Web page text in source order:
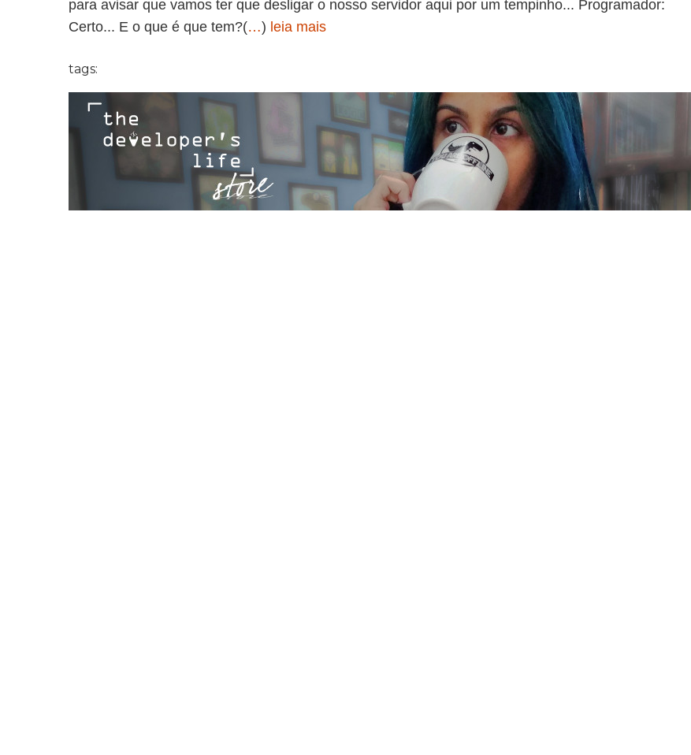
para avisar que vamos ter que desligar o nosso servidor aqui por um tempinho... Programador:
Certo... E o que é que tem?(…) leia mais
tags: